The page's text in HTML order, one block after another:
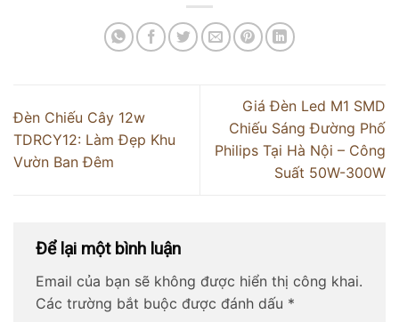
Đèn Chiếu Cây 12w
TDRCY12: Làm Đẹp Khu
Vườn Ban Đêm
Giá Đèn Led M1 SMD
Chiếu Sáng Đường Phố
Philips Tại Hà Nội – Công
Suất 50W-300W
Để lại một bình luận
Email của bạn sẽ không được hiển thị công khai.
Các trường bắt buộc được đánh dấu *